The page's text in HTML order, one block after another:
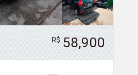
R$ 58,900